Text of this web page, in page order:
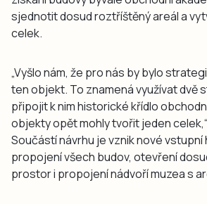
sjednotit dosud roztříštěný areál a
celek.
„Vyšlo nám, že pro nás by bylo
ten objekt. To znamená využívat dvě
připojit k nim historické křídlo
objekty opět mohly tvořit jeden
Součástí návrhu je vznik nové
propojení všech budov, otevření
prostor i propojení nádvoří muzea s